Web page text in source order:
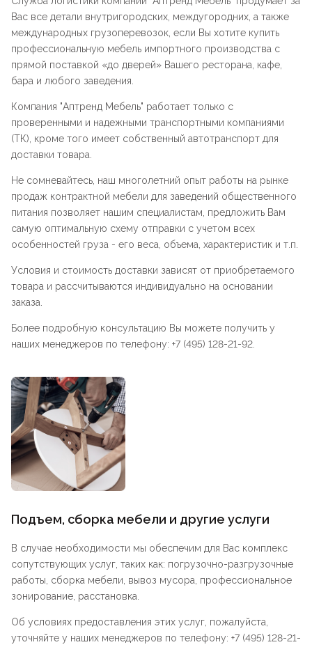
Вас все детали внутригородских, междугородних, а также
международных грузоперевозок, если Вы хотите купить
профессиональную мебель импортного производства с
прямой поставкой «до дверей» Вашего ресторана, кафе,
бара и любого заведения.
Компания "Аптренд Мебель" работает только с
проверенными и надежными транспортными компаниями
(ТК), кроме того имеет собственный автотранспорт для
доставки товара.
Не сомневайтесь, наш многолетний опыт работы на рынке
продаж контрактной мебели для заведений общественного
питания позволяет нашим специалистам, предложить Вам
самую оптимальную схему отправки с учетом всех
особенностей груза - его веса, объема, характеристик и т.п.
Условия и стоимость доставки зависят от приобретаемого
товара и рассчитываются индивидуально на основании
заказа.
Более подробную консультацию Вы можете получить у
наших менеджеров по телефону: +7 (495) 128-21-92.
Подъем, сборка мебели и другие услуги
В случае необходимости мы обеспечим для Вас комплекс
сопутствующих услуг, таких как: погрузочно-разгрузочные
работы, сборка мебели, вывоз мусора, профессиональное
зонирование, расстановка.
Об условиях предоставления этих услуг, пожалуйста,
уточняйте у наших менеджеров по телефону: +7 (495) 128-21-